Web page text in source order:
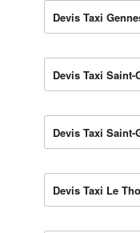
Devis Taxi
Devis Taxi Saint-
Devis Taxi Saint-
Devis Taxi Le